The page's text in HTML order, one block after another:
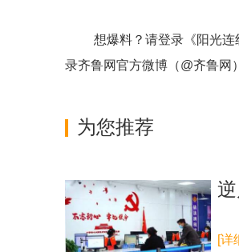
想爆料？请登录《阳光连
录齐鲁网官方微博（@齐鲁网
为您推荐
[详